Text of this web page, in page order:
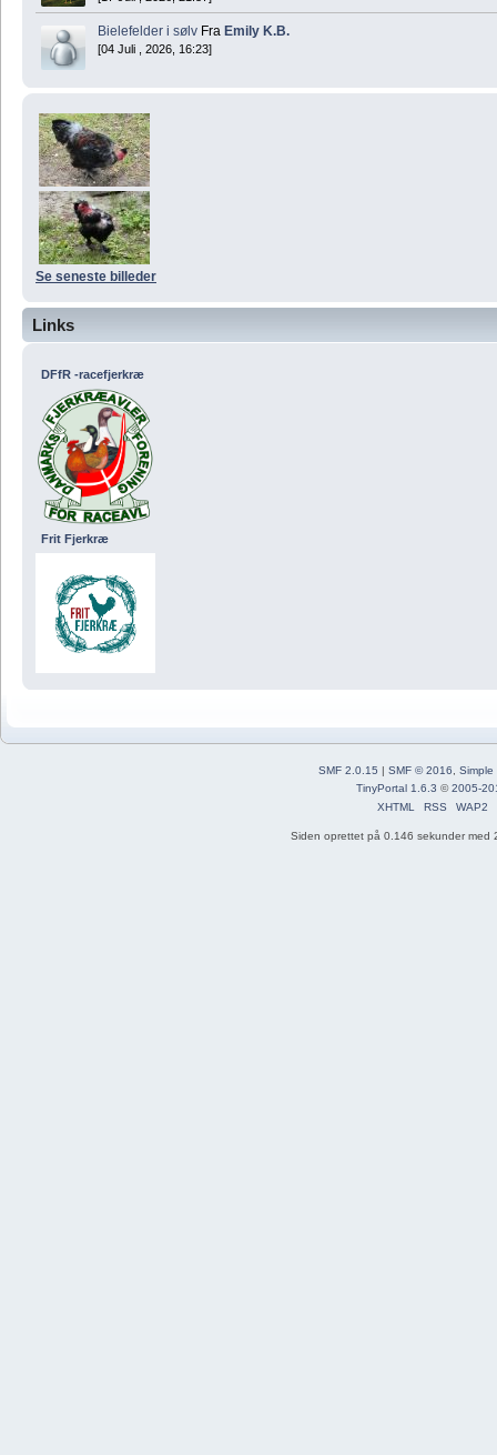
Bielefelder i sølv Fra Emily K.B.
[04 Juli , 2026, 16:23]
Se seneste billeder
Links
DFfR -racefjerkræ
Frit Fjerkræ
SMF 2.0.15 | SMF © 2016
Simple
TinyPortal 1.6.3 ©2005-
XHTML
RSS WAP2
Siden oprettet på 0.146 sekunder med